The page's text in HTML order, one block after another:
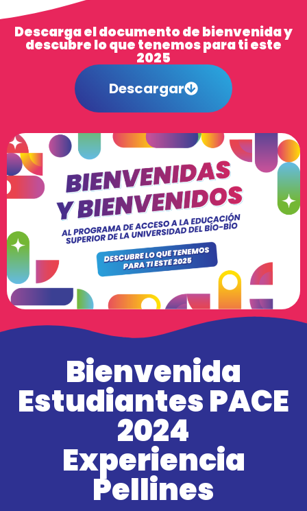
Descarga el documento de bienvenida y
descubre lo que tenemos para ti este
2025
Descargar
Bienvenida
Estudiantes PACE
2024
Experiencia
Pellines